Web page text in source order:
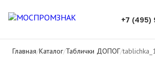
+7 (495)
Главная/Каталог/Таблички ДОПОГ/